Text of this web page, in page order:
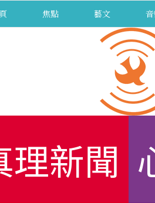
焦點 藝文
理新聞